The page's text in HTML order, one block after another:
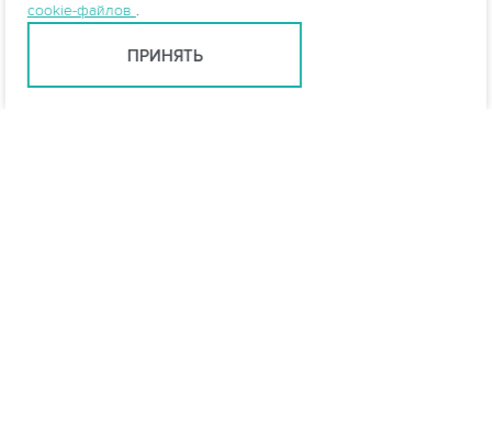
cookie-файлов .
ПРИНЯТЬ